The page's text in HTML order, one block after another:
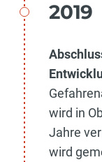
2019
wird in
Jahre
wird